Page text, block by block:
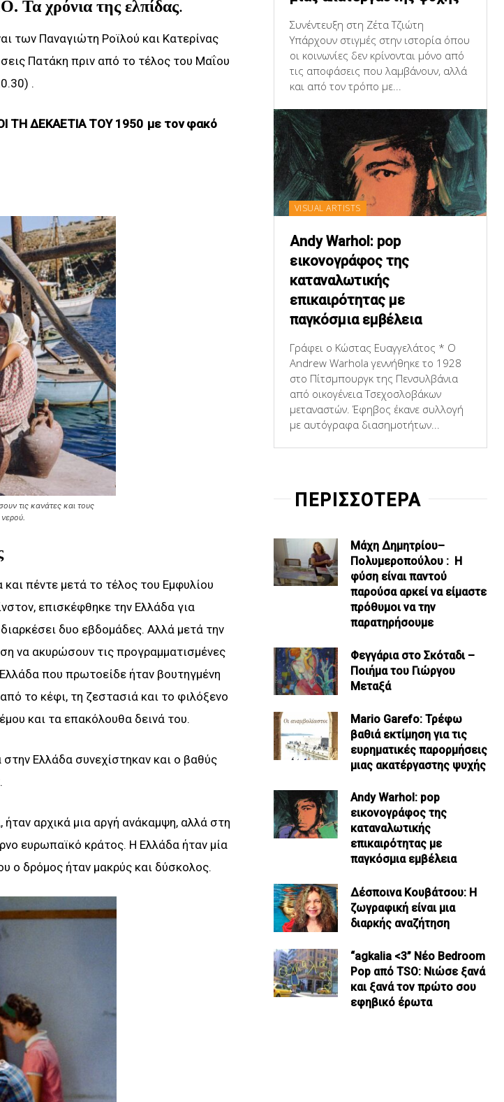
χρόνια της ελπίδας.
των Παναγιώτη Ροϊλού και Κατερίνας
Πατάκη πριν από το τέλος του Μαΐου
.
ΤΗ ΔΕΚΑΕΤΙΑ ΤΟΥ 1950 με τον φακό
τις κανάτες και τους
πέντε μετά το τέλος του Εμφυλίου
επισκέφθηκε την Ελλάδα για
δυο εβδομάδες. Αλλά μετά την
να ακυρώσουν τις προγραμματισμένες
που πρωτοείδε ήταν βουτηγμένη
το κέφι, τη ζεστασιά και το φιλόξενο
και τα επακόλουθα δεινά του.
Ελλάδα συνεχίστηκαν και ο βαθύς
αρχικά μια αργή ανάκαμψη, αλλά στη
ευρωπαϊκό κράτος. Η Ελλάδα ήταν μία
ο δρόμος ήταν μακρύς και δύσκολος.
Συνέντευξη στη Ζέτα Τζιώτη
Υπάρχουν στιγμές στην ιστορία όπου
οι κοινωνίες δεν κρίνονται μόνο από
τις αποφάσεις που λαμβάνουν, αλλά
και από τον τρόπο με...
VISUAL ARTISTS
Andy Warhol: pop
εικονογράφος της
καταναλωτικής
επικαιρότητας με
παγκόσμια εμβέλεια
Γράφει ο Κώστας Ευαγγελάτος * Ο
Andrew Warhola γεννήθηκε το 1928
στο Πίτσμπουργκ της Πενσυλβάνια
από οικογένεια Τσεχοσλοβάκων
μεταναστών. Έφηβος έκανε συλλογή
με αυτόγραφα διασημοτήτων...
ΠΕΡΙΣΣΟΤΕΡΑ
Μάχη Δημητρίου–
Πολυμεροπούλου : Η
φύση είναι παντού
παρούσα αρκεί να είμαστε
πρόθυμοι να την
παρατηρήσουμε
Φεγγάρια στο Σκόταδι –
Ποιήμα του Γιώργου
Μεταξά
Mario Garefo: Τρέφω
βαθιά εκτίμηση για τις
ευρηματικές παρορμήσεις
μιας ακατέργαστης ψυχής
Andy Warhol: pop
εικονογράφος της
καταναλωτικής
επικαιρότητας με
παγκόσμια εμβέλεια
Δέσποινα Κουβάτσου: Η
ζωγραφική είναι μια
διαρκής αναζήτηση
“agkalia <3” Νέο Bedroom
Pop από TSO: Νιώσε ξανά
και ξανά τον πρώτο σου
εφηβικό έρωτα